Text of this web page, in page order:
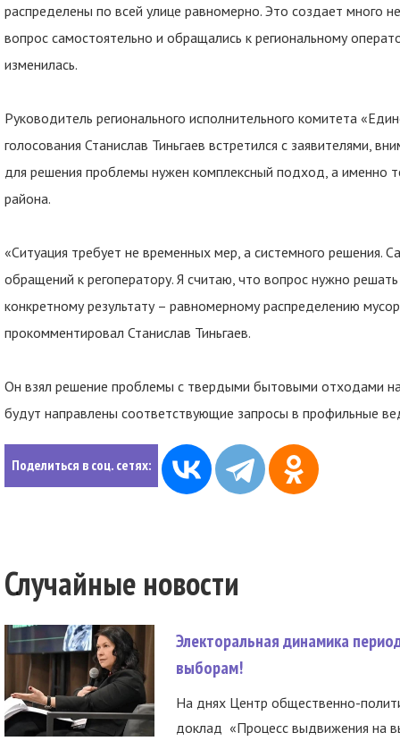
распределены по всей улице равномерно. Это создает много
вопрос самостоятельно и обращались к региональному
изменилась.
Руководитель регионального исполнительного комитета
голосования Станислав Тиньгаев встретился с заявителями,
для решения проблемы нужен комплексный подход, а именно
района.
«Ситуация требует не временных мер, а системного решения.
обращений к регоператору. Я считаю, что вопрос нужно
конкретному результату – равномерному распределению
прокомментировал Станислав Тиньгаев.
Он взял решение проблемы с твердыми бытовыми отходами
будут направлены соответствующие запросы в профильные
Поделиться в соц. сетях:
Случайные новости
Электоральная динамика
выборам!
На днях Центр общественно-
доклад «Процесс выдвижения на